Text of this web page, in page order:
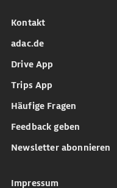
Kontakt
adac.de
Drive App
Trips App
Häufige Fragen
Feedback geben
Newsletter abonnieren
Impressum